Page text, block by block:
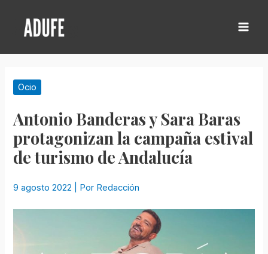
contenido
Ocio
Antonio Banderas y Sara Baras
protagonizan la campaña estival
de turismo de Andalucía
9 agosto 2022 | Por Redacción